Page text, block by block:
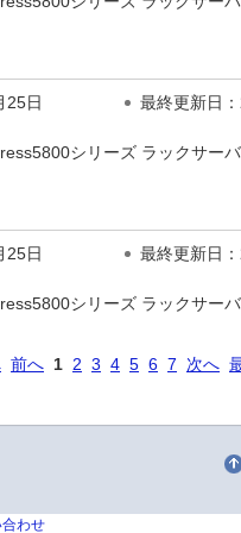
25日
最終更新日
シリーズ ラックサーバ
25日
最終更新日
シリーズ ラックサーバ
前へ 1 2 3 4 5 6 7 次へ
わせ